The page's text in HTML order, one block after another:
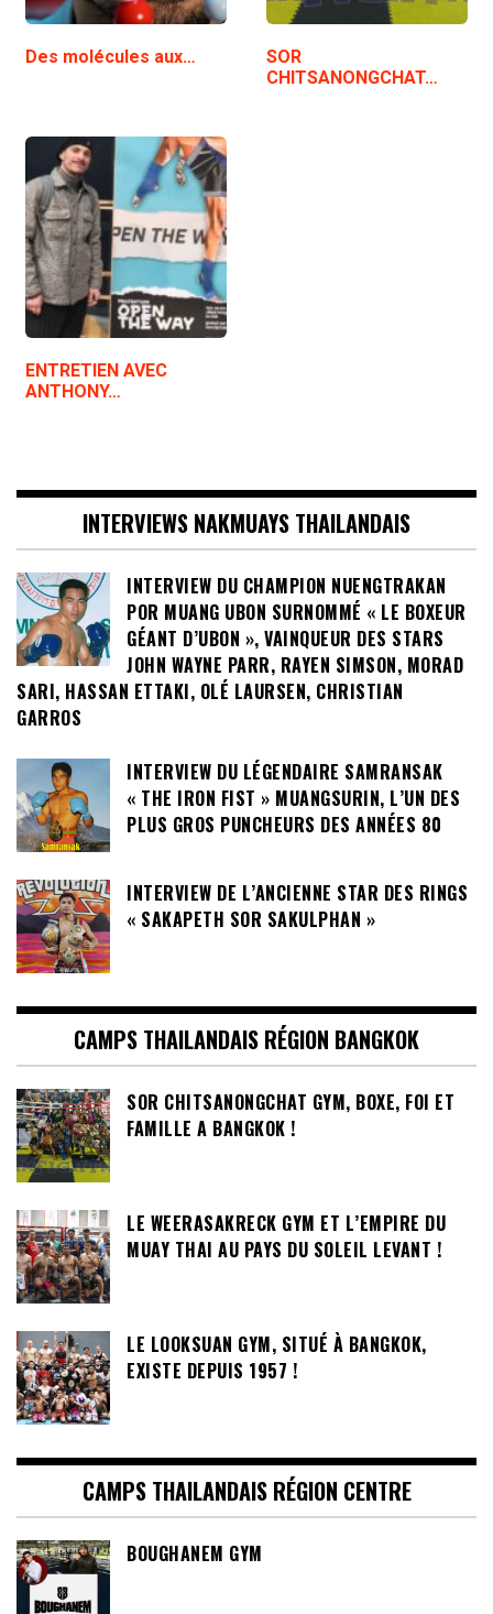
Des molécules aux…
SOR
CHITSANONGCHAT…
ENTRETIEN AVEC
ANTHONY…
INTERVIEWS NAKMUAYS THAILANDAIS
INTERVIEW DU CHAMPION NUENGTRAKAN
POR MUANG UBON SURNOMMÉ « LE BOXEUR
GÉANT D’UBON », VAINQUEUR DES STARS
JOHN WAYNE PARR, RAYEN SIMSON, MORAD
SARI, HASSAN ETTAKI, OLÉ LAURSEN, CHRISTIAN
GARROS
INTERVIEW DU LÉGENDAIRE SAMRANSAK
« THE IRON FIST » MUANGSURIN, L’UN DES
PLUS GROS PUNCHEURS DES ANNÉES 80
INTERVIEW DE L’ANCIENNE STAR DES RINGS
« SAKAPETH SOR SAKULPHAN »
CAMPS THAILANDAIS RÉGION BANGKOK
SOR CHITSANONGCHAT GYM, BOXE, FOI ET
FAMILLE A BANGKOK !
LE WEERASAKRECK GYM ET L’EMPIRE DU
MUAY THAI AU PAYS DU SOLEIL LEVANT !
LE LOOKSUAN GYM, SITUÉ À BANGKOK,
EXISTE DEPUIS 1957 !
CAMPS THAILANDAIS RÉGION CENTRE
BOUGHANEM GYM